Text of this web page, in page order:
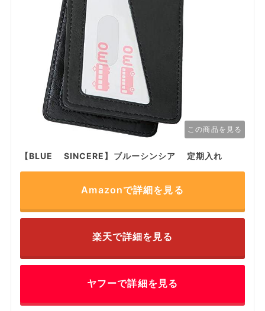
この商品を見る
【BLUE SINCERE】ブルーシンシア 定期入れ
Amazonで詳細を見る
楽天で詳細を見る
ヤフーで詳細を見る